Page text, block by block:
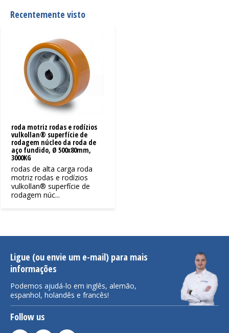
Recentemente visto
roda motriz rodas e rodízios
vulkollan® superfície de
rodagem núcleo da roda de
aço fundido, Ø 500x80mm,
3000KG
rodas de alta carga roda
motriz rodas e rodízios
vulkollan® superfície de
rodagem núc...
Ligue (ou envie um e-mail) para mais
informações
Podemos ajudá-lo em inglês, alemão,
espanhol, holandês e francês!
Follow us